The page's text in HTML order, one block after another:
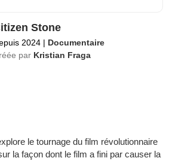
Stone
2024 | Documentaire
par Kristian Fraga
le tournage du film révolutionnaire
la façon dont le film a fini par causer la